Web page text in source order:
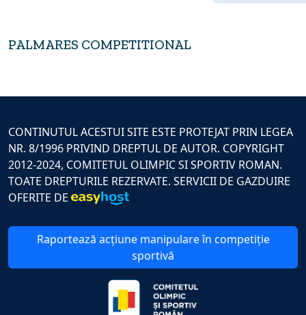
PALMARES COMPETITIONAL
CONTINUTUL ACESTUI SITE ESTE PROTEJAT PRIN LEGEA
NR. 8/1996 PRIVIND DREPTUL DE AUTOR. COPYRIGHT
2012-2024, COMITETUL OLIMPIC SI SPORTIV ROMAN.
TOATE DREPTURILE REZERVATE. SERVICII DE GAZDUIRE
OFERITE DE
Raportează acțiune manipulare în competiție
sportivă